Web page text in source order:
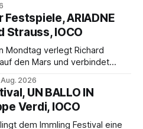
Maxime Pascal entfaltet
Philippe Sly berührt als
ARIADNE
Strauss, IOCO
Mondtag verlegt Richard
den Mars und verbindet
und den Wiener
der zweite Akt jedoch
2026
UN BALLO IN
Verdi, IOCO
dem Immling Festival eine